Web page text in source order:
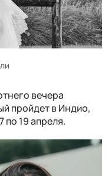
вечера
пройдет в Индио,
по 19 апреля.